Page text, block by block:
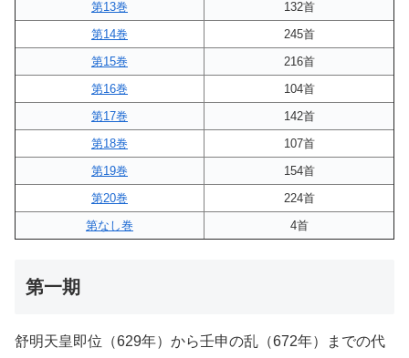
第13巻
132首
第14巻
245首
第15巻
216首
第16巻
104首
第17巻
142首
第18巻
107首
第19巻
154首
第20巻
224首
第なし巻
4首
第一期
舒明天皇即位（629年）から壬申の乱（672年）までの代